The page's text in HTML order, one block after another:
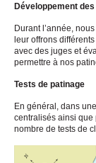
Développement
Durant l’année,
leur offrons
avec des juges et
permettre à nos
Tests de patinage
En général, dans
centralisés ainsi que
nombre de tests de